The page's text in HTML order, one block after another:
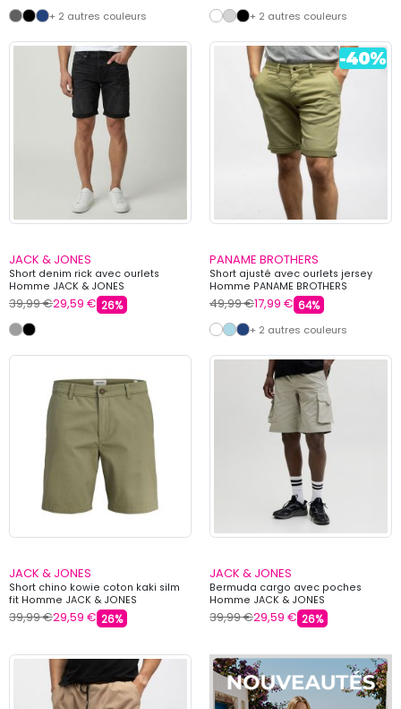
+ 2 autres couleurs
+ 2 autres couleurs
JACK & JONES
Short denim rick avec ourlets
Homme JACK & JONES
39,99 €29,59 € 26%
PANAME BROTHERS
Short ajusté avec ourlets jersey
Homme PANAME BROTHERS
49,99 €17,99 € 64%
+ 2 autres couleurs
JACK & JONES
Short chino kowie coton kaki silm
fit Homme JACK & JONES
39,99 €29,59 € 26%
JACK & JONES
Bermuda cargo avec poches
Homme JACK & JONES
39,99 €29,59 € 26%